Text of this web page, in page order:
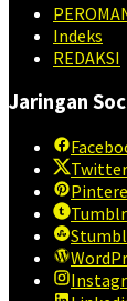
Indeks
REDAKSI
Jaringan
Twitter
Tumblr